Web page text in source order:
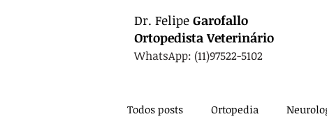
Dr. Felipe Garofallo
Ortopedista Veterinário
WhatsApp: (11)97522-5102
Todos posts Ortopedia